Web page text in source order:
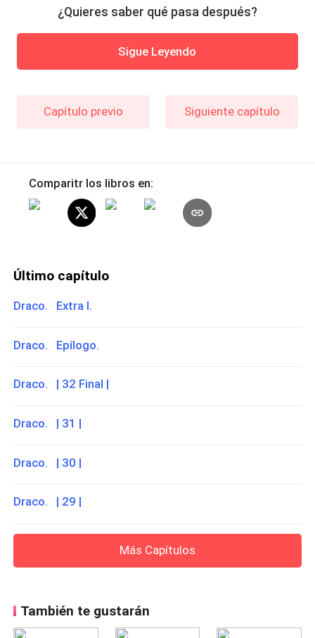
¿Quieres saber qué pasa después?
Sigue Leyendo
Capítulo previo Siguiente capítulo
Comparitr los libros en:
Último capítulo
Draco. Extra I.
Draco. Epílogo.
Draco. | 32 Final |
Draco. | 31 |
Draco. | 30 |
Draco. | 29 |
Más Capítulos
También te gustarán